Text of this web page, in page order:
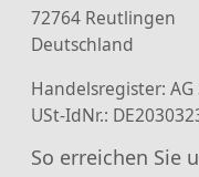
72764 Reutlingen
Deutschland
Handelsregister:
USt-IdNr.:
So erreichen Sie